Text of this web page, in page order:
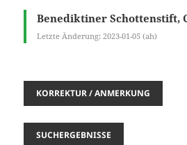
Benediktiner Schottenstift,
Letzte Änderung: 2023-01-05 (ah)